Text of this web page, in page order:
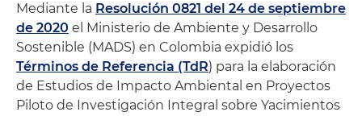
Mediante la Resolución 0821 del 24 de septiembre
de 2020 el Ministerio de Ambiente y Desarrollo
Sostenible (MADS) en Colombia expidió los
Términos de Referencia (TdR) para la elaboración
de Estudios de Impacto Ambiental en Proyectos
Piloto de Investigación Integral sobre Yacimientos